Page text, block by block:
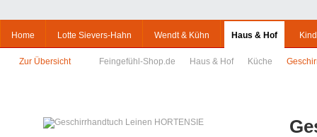
Home Lotte Sievers-Hahn Wendt & Kühn Haus & Hof
Zur Übersicht Feingefühl-Shop.de Haus & Hof Küche